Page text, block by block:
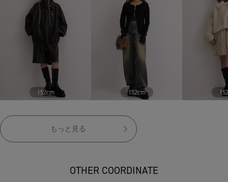
152cm 152cm
もっと見る
OTHER COORDINATE